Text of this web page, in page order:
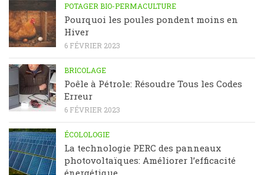
POTAGER BIO-PERMACULTURE
Pourquoi les poules pondent moins en
Hiver
6 FÉVRIER 2023
BRICOLAGE
Poêle à Pétrole: Résoudre Tous les Codes
Erreur
6 FÉVRIER 2023
ÉCOLOLOGIE
La technologie PERC des panneaux
photovoltaïques: Améliorer l’efficacité
énergétique